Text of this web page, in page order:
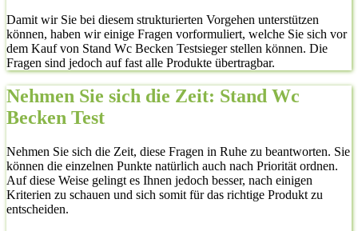
Damit wir Sie bei diesem strukturierten Vorgehen unterstützen
können, haben wir einige Fragen vorformuliert, welche Sie sich vor
dem Kauf von Stand Wc Becken Testsieger stellen können. Die
Fragen sind jedoch auf fast alle Produkte übertragbar.
Nehmen Sie sich die Zeit: Stand Wc
Becken Test
Nehmen Sie sich die Zeit, diese Fragen in Ruhe zu beantworten. Sie
können die einzelnen Punkte natürlich auch nach Priorität ordnen.
Auf diese Weise gelingt es Ihnen jedoch besser, nach einigen
Kriterien zu schauen und sich somit für das richtige Produkt zu
entscheiden.